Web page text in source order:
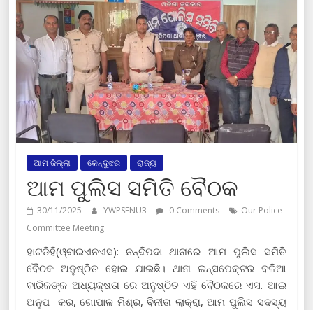
ଆମ ଜିଲ୍ଲା କେନ୍ଦୁଝର ରାଜ୍ୟ
ଆମ ପୁଲିସ ସମିତି ବୈଠକ
30/11/2025 YWPSENU3 0 Comments
Our Police
Committee Meeting
ହାଟଡିହି(ଓ୍ବାଇଏନଏସ): ନନ୍ଦିପଦା ଥାନାରେ ଆମ ପୁଲିସ ସମିତି
ବୈଠକ ଅନୁଷ୍ଠିତ ହୋଇ ଯାଇଛି। ଥାନା ଇନ୍ସପେକ୍ଟର ବଳିଆ
ବାରିକଙ୍କ ଅଧ୍ୟକ୍ଷତା ରେ ଅନୁଷ୍ଠିତ ଏହି ବୈଠକରେ ଏସ. ଆଇ
ଅନୁପ କର, ଗୋପାଳ ମିଶ୍ର, ବିନୀତା ଲାକ୍ରା, ଆମ ପୁଲିସ ସଦସ୍ୟ